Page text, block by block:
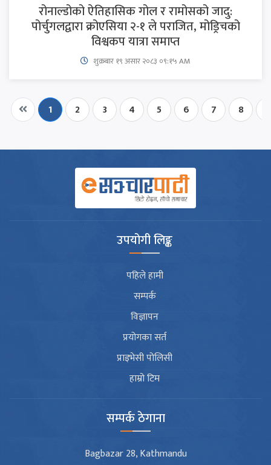
रोनाल्डोको ऐतिहासिक गोल र रामोसको जादु:
पोर्चुगलद्वारा क्रोएसिया २-१ ले पराजित, मोड्रिचको
विश्वकप यात्रा समाप्त
शुक्रबार​ १९ असार २०८३ ०९:१५ AM
1 2 3 4 5 6 7 8
उपयोगी लिङ्क
पहिले हामी
सम्पर्क
विज्ञापन
प्रयोगका सर्त
प्राइभेसी पोलिसी
हाम्रो टिम
सम्पर्क ठेगाना
Bagbazar 28, Kathmandu